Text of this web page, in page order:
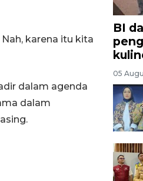
karena itu kita
dalam agenda
dalam
BI
05